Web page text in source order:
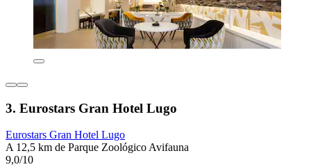
3. Eurostars Gran Hotel Lugo
Eurostars Gran Hotel Lugo
A 12,5 km de Parque Zoológico Avifauna
9,0/10